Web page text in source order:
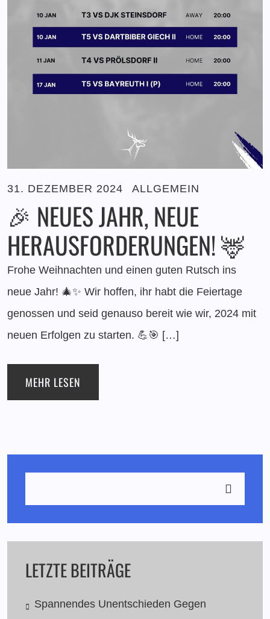
31. DEZEMBER 2024 ALLGEMEIN
🎉 NEUES JAHR, NEUE
HERAUSFORDERUNGEN! 🦌
Frohe Weihnachten und einen guten Rutsch ins
neue Jahr! 🎄✨ Wir hoffen, ihr habt die Feiertage
genossen und seid genauso bereit wie wir, 2024 mit
neuen Erfolgen zu starten. 💪🎯 […]
MEHR LESEN
LETZTE BEITRÄGE
Spannendes Unentschieden Gegen